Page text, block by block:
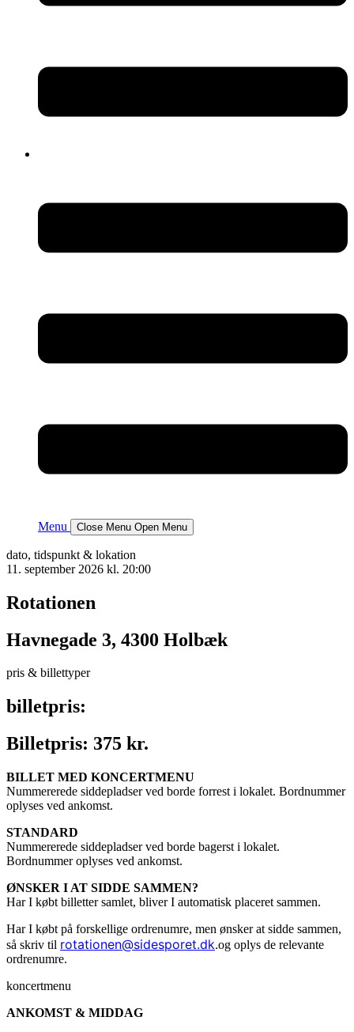
Menu Close Menu Open Menu
dato, tidspunkt & lokation
11. september 2026 kl. 20:00
Rotationen
Havnegade 3, 4300 Holbæk
pris & billettyper
billetpris:
Billetpris: 375 kr.
BILLET MED KONCERTMENU
Nummererede siddepladser ved borde forrest i lokalet. Bordnummer
oplyses ved ankomst.
STANDARD
Nummererede siddepladser ved borde bagerst i lokalet.
Bordnummer oplyses ved ankomst.
ØNSKER I AT SIDDE SAMMEN?
Har I købt billetter samlet, bliver I automatisk placeret sammen.
Har I købt på forskellige ordrenumre, men ønsker at sidde sammen,
så skriv til rotationen@sidesporet.dk.og oplys de relevante
ordrenumre.
koncertmenu
ANKOMST & MIDDAG